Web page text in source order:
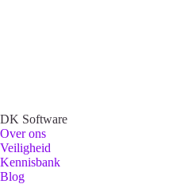
DK Software
Over ons
Veiligheid
Kennisbank
Blog